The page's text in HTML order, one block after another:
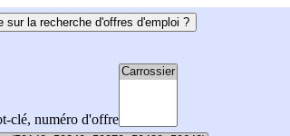
sur la recherche d'offres d'emploi ?
clé, numéro d'offre